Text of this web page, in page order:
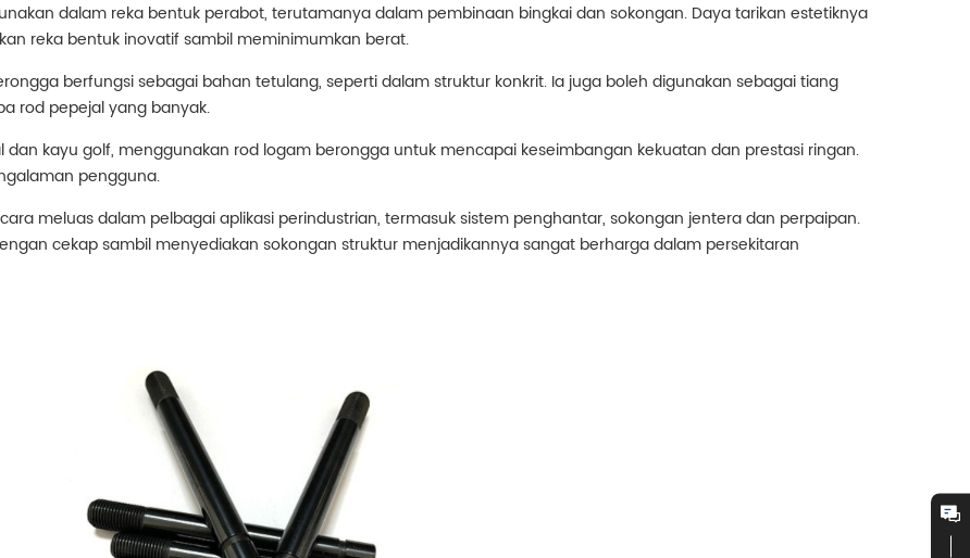
dalam reka bentuk perabot, terutamanya dalam pembinaan bingkai dan sokongan. Daya tarikan estetiknya
reka bentuk inovatif sambil meminimumkan berat.
berfungsi sebagai bahan tetulang, seperti dalam struktur konkrit. Ia juga boleh digunakan sebagai tiang
rod pepejal yang banyak.
dan kayu golf, menggunakan rod logam berongga untuk mencapai keseimbangan kekuatan dan prestasi ringan.
pengguna.
meluas dalam pelbagai aplikasi perindustrian, termasuk sistem penghantar, sokongan jentera dan perpaipan.
cekap sambil menyediakan sokongan struktur menjadikannya sangat berharga dalam persekitaran